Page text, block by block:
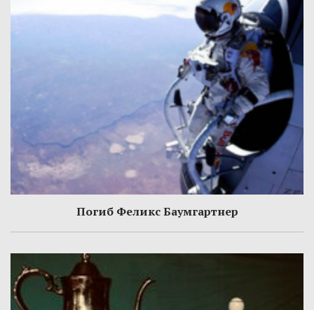
Погиб Феликс Баумгартнер